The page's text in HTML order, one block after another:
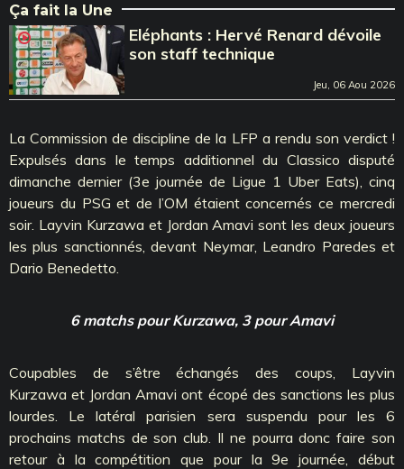
Ça fait la Une
Eléphants : Hervé Renard dévoile
son staff technique
Jeu, 06 Aou 2026
La Commission de discipline de la LFP a rendu son verdict !
Expulsés dans le temps additionnel du Classico disputé
dimanche dernier (3e journée de Ligue 1 Uber Eats), cinq
joueurs du PSG et de l’OM étaient concernés ce mercredi
soir. Layvin Kurzawa et Jordan Amavi sont les deux joueurs
les plus sanctionnés, devant Neymar, Leandro Paredes et
Dario Benedetto.
6 matchs pour Kurzawa, 3 pour Amavi
Coupables de s’être échangés des coups, Layvin
Kurzawa et Jordan Amavi ont écopé des sanctions les plus
lourdes. Le latéral parisien sera suspendu pour les 6
prochains matchs de son club. Il ne pourra donc faire son
retour à la compétition que pour la 9e journée, début